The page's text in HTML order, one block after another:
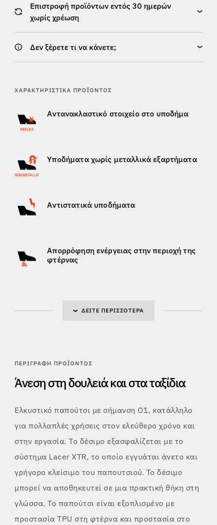
Επιστροφή προϊόντων εντός 30 ημερών
χωρίς χρέωση
Δεν ξέρετε τι να κάνετε;
ΧΑΡΑΚΤΗΡΙΣΤΙΚΆ ΠΡΟΪΌΝΤΟΣ
Αντανακλαστικό στοιχείο στο υποδήμα
Υποδήματα χωρίς μεταλλικά εξαρτήματα
Αντιστατικά υποδήματα
Απορρόφηση ενέργειας στην περιοχή της
φτέρνας
ΔΕΊΤΕ ΠΕΡΙΣΣΌΤΕΡΑ
ΠΕΡΙΓΡΑΦΉ ΠΡΟΪΌΝΤΟΣ
Άνεση στη δουλειά και στα ταξίδια
Ελκυστικό παπούτσι με σήμανση O1, κατάλληλο
για πολλαπλές χρήσεις στον ελεύθερο χρόνο και
στην εργασία. Το δέσιμο εξασφαλίζεται με το
σύστημα Lacer XTR, το οποίο εγγυάται άνετο και
γρήγορο κλείσιμο του παπουτσιού. Το δέσιμο
μπορεί να αποθηκευτεί σε μια πρακτική θήκη στη
γλώσσα. Το παπούτσι είναι εξοπλισμένο με
προστασία TPU στη φτέρνα και προστασία στο